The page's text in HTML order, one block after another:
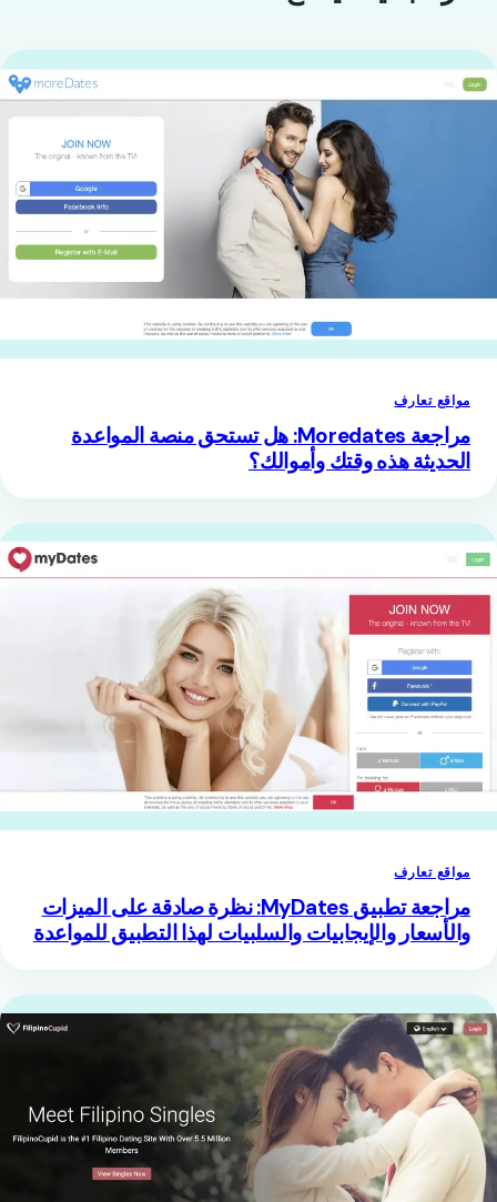
مواقع تعارف
مراجعة Moredates: هل تستحق منصة المواعدة
الحديثة هذه وقتك وأموالك؟
مواقع تعارف
مراجعة تطبيق MyDates: نظرة صادقة على الميزات
والأسعار والإيجابيات والسلبيات لهذا التطبيق للمواعدة